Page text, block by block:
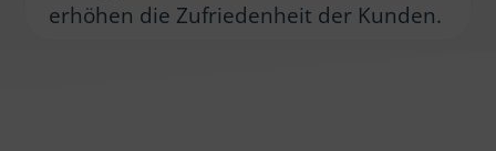
erhöhen die Zufriedenheit der Kunden.